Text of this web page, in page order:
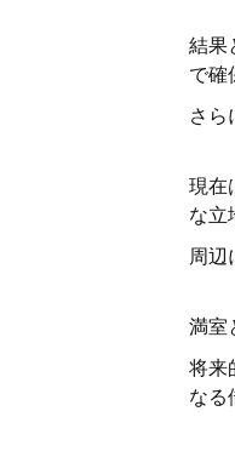
結果
で確
さら
現在
な立
周辺
満室
将来
なる